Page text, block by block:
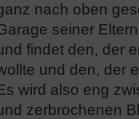
nach oben
seiner
findet den, der
und den, der
wird also eng
zerbrochenen